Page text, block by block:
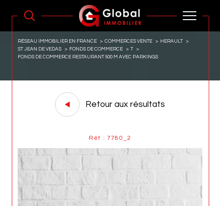
RÉSEAU IMMOBILIER EN FRANCE COMMERCES VENTE
HERAULT
ST JEAN DE VEDAS
FONDS DE COMMERCE
T
FONDS DE COMMERCE RESTAURANT 500 M AVEC PARKINGS
Retour aux résultats
Réf : 7780_2